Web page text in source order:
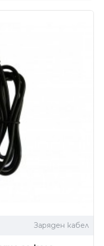
Заряден кабел